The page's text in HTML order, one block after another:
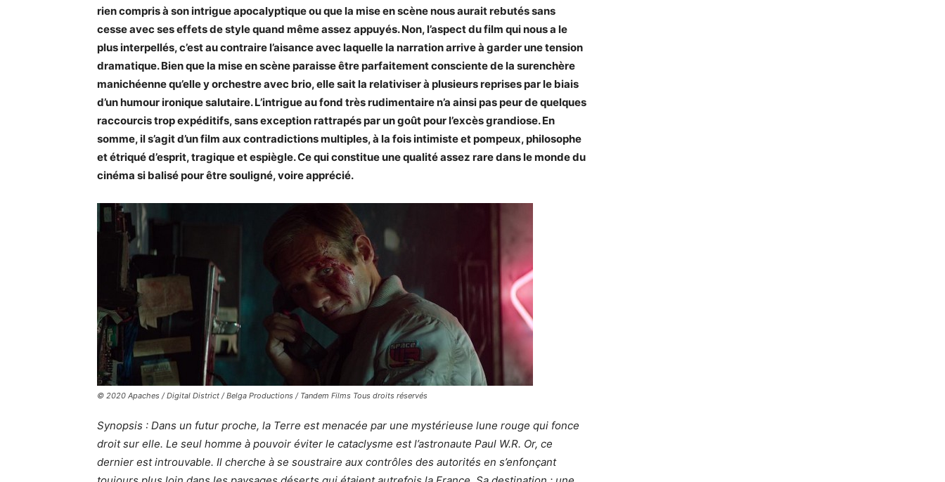
rien compris à son intrigue apocalyptique ou que la mise en scène nous aurait rebutés sans
cesse avec ses effets de style quand même assez appuyés. Non, l’aspect du film qui nous a le
plus interpellés, c’est au contraire l’aisance avec laquelle la narration arrive à garder une tension
dramatique. Bien que la mise en scène paraisse être parfaitement consciente de la surenchère
manichéenne qu’elle y orchestre avec brio, elle sait la relativiser à plusieurs reprises par le biais
d’un humour ironique salutaire. L’intrigue au fond très rudimentaire n’a ainsi pas peur de quelques
raccourcis trop expéditifs, sans exception rattrapés par un goût pour l’excès grandiose. En
somme, il s’agit d’un film aux contradictions multiples, à la fois intimiste et pompeux, philosophe
et étriqué d’esprit, tragique et espiègle. Ce qui constitue une qualité assez rare dans le monde du
cinéma si balisé pour être souligné, voire apprécié.
© 2020 Apaches / Digital District / Belga Productions / Tandem Films Tous droits réservés
Synopsis : Dans un futur proche, la Terre est menacée par une mystérieuse lune rouge qui fonce
droit sur elle. Le seul homme à pouvoir éviter le cataclysme est l’astronaute Paul W.R. Or, ce
dernier est introuvable. Il cherche à se soustraire aux contrôles des autorités en s’enfonçant